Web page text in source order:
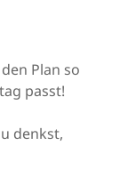
Plan so
passt!
denkst,